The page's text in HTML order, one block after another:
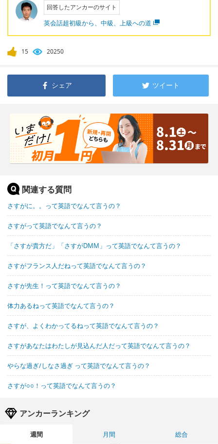
回答したアンカーのサイト
英会話超初級から、中級、上級への道
15 20250
シェア ツイート
関連する質問
さすがに。。って英語でなんて言うの？
さすがって英語でなんて言うの？
「さすが貴方だ」「さすがDMM」って英語でなんて言うの？
さすがフランス人だねって英語でなんて言うの？
さすが先生！って英語でなんて言うの？
体力あるねって英語でなんて言うの？
さすが、よくわかってるねって英語でなんて言うの？
さすがあなたはわたしが見込んだ人だって英語でなんて言うの？
やらな過ぎ/しなさ過ぎ って英語でなんて言うの？
さすが○○！って英語でなんて言うの？
アンカーランキング
週間 月間
総合